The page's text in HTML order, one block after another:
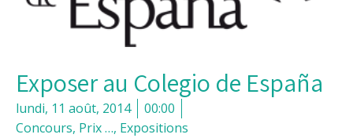
Exposer au Colegio de España
lundi, 11 août, 2014
00:00
Concours, Prix …, Expositions